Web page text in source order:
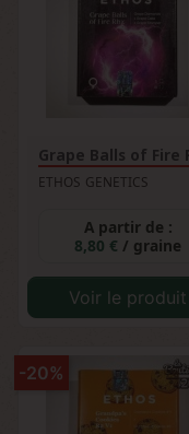
ETHOS GENETICS
A partir de :
8,80 € / graine
Voir le produit
-20%